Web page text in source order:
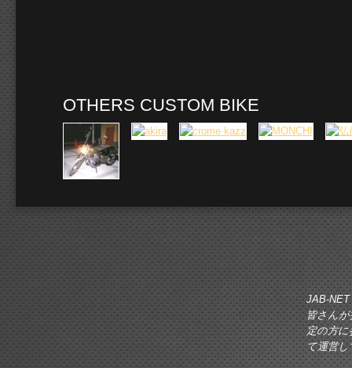
OTHERS CUSTOM BIKE
JAB-
皆さん
定の方に
て運営